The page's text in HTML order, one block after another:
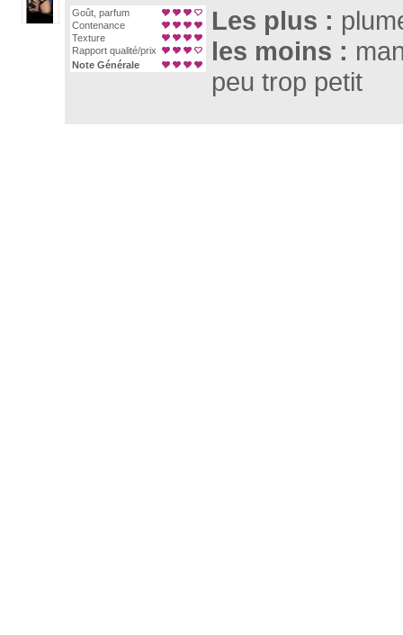
Goût, parfum
Contenance
Texture
Rapport qualité/prix
Note Générale
Les plus :
les moins :
peu trop petit